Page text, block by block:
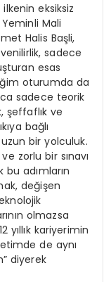
eksiksiz
Mali
Halis Başli,
sadece
esas
oturumda da
sadece teorik
şeffaflık ve
bağlı
bir yolculuk.
zorlu bir sınavı
adımların
değişen
olmazsa
yıllık kariyerimin
de aynı
diyerek